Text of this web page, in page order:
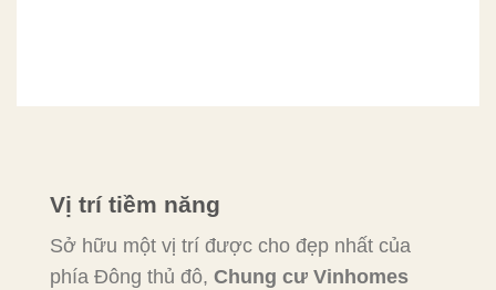
Vị trí tiềm năng
Sở hữu một vị trí được cho đẹp nhất của
phía Đông thủ đô, Chung cư Vinhomes